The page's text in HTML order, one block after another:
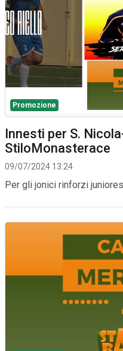
Promozione
Innesti per S.
StiloMonasterace
09/07/2024 13:24
Per gli jonici rinforzi